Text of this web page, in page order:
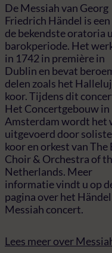
De Messiah van Georg
Friedrich Händel is een
de bekendste oratoria
barokperiode. Het
in 1742 in première in
Dublin en bevat
delen zoals het
koor. Tijdens dit
Het Concertgebouw in
Amsterdam wordt het
uitgevoerd door
koor en orkest van The
Choir & Orchestra of
Netherlands. Meer
informatie vindt u op
pagina over het Händel
Messiah concert.
Lees meer over